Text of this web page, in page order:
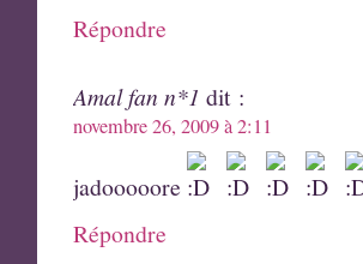
Répondre
Amal fan n*1 dit :
novembre 26, 2009 à 2:11
jadooooore
Répondre